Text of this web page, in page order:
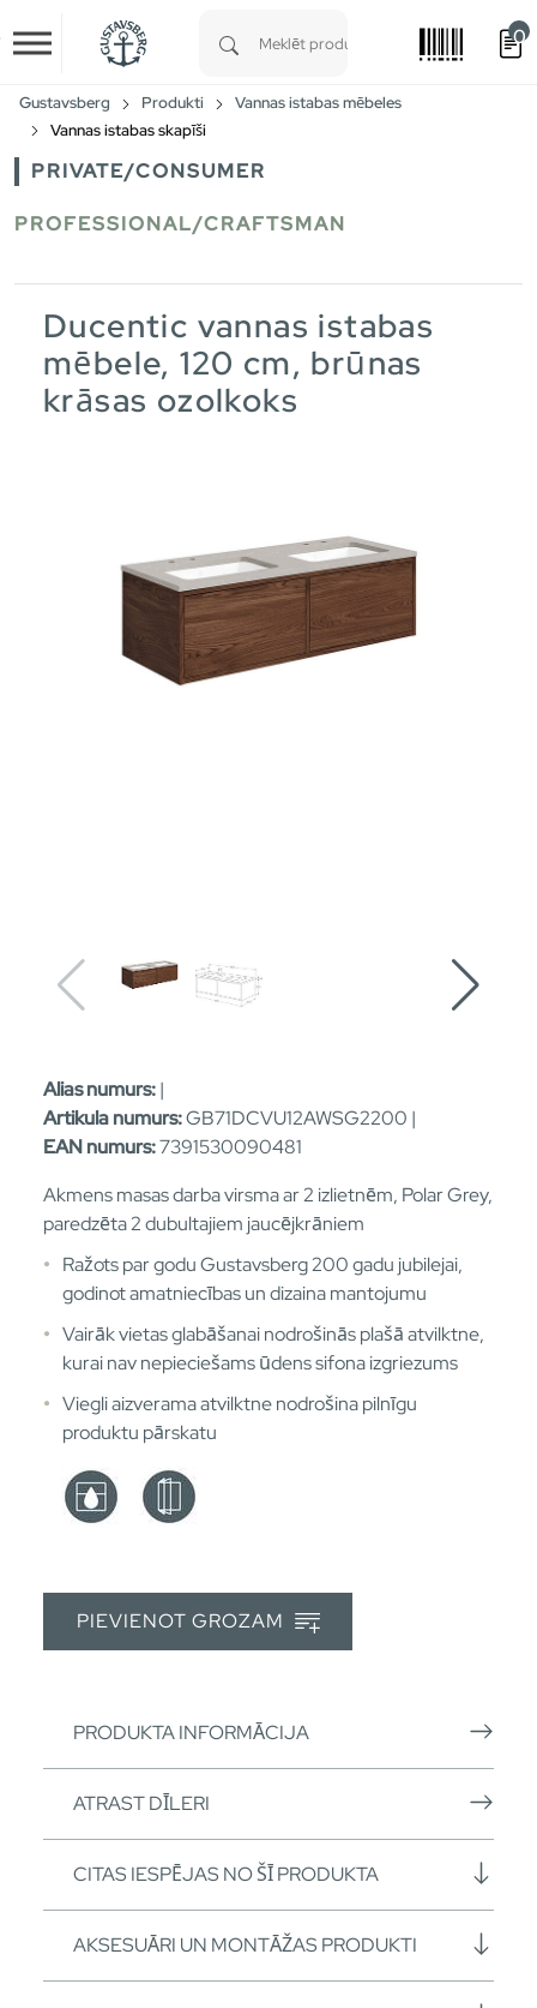
Skip to main content
0
Gustavsberg Produkti
Vannas istabas mēbeles
Vannas istabas skapīši
PRIVATE/CONSUMER
PROFESSIONAL/CRAFTSMAN
Ducentic vannas istabas
mēbele, 120 cm, brūnas
krāsas ozolkoks
Alias numurs:|
Artikula numurs:GB71DCVU12AWSG2200 |
EAN numurs:7391530090481
Akmens masas darba virsma ar 2 izlietnēm, Polar Grey,
paredzēta 2 dubultajiem jaucējkrāniem
Ražots par godu Gustavsberg 200 gadu jubilejai,
godinot amatniecības un dizaina mantojumu
Vairāk vietas glabāšanai nodrošinās plašā atvilktne,
kurai nav nepieciešams ūdens sifona izgriezums
Viegli aizverama atvilktne nodrošina pilnīgu
produktu pārskatu
PIEVIENOT GROZAM
PRODUKTA INFORMĀCIJA
ATRAST DĪLERI
CITAS IESPĒJAS NO ŠĪ PRODUKTA
AKSESUĀRI UN MONTĀŽAS PRODUKTI